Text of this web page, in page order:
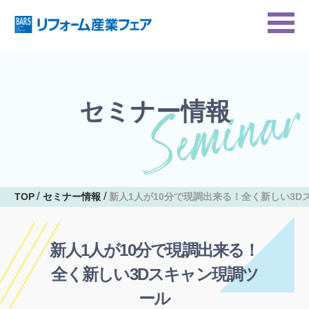
セミナー情報
TOP セミナー情報 新人1人が10分で現調出来る！全く新しい3D
新人1人が10分で現調出来る！
全く新しい3Dスキャン現調ツ
ール